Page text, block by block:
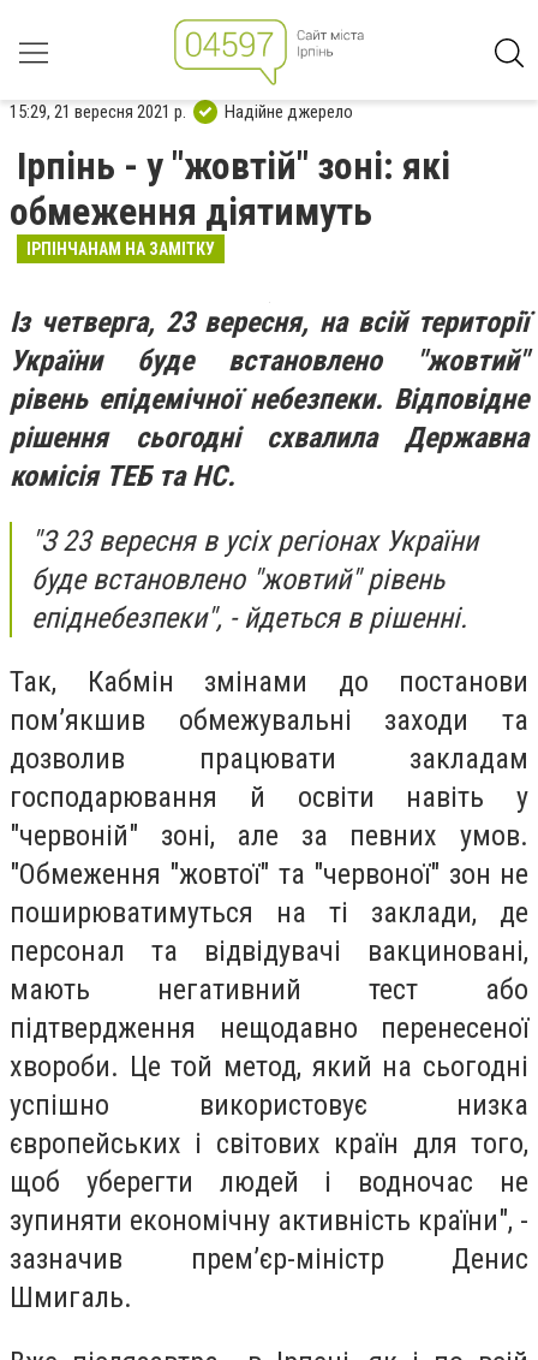
15:29, 21 вересня 2021 р. Надійне джерело
Ірпінь - у "жовтій" зоні: які
обмеження діятимуть
ІРПІНЧАНАМ НА ЗАМІТКУ
Із четверга, 23 вересня, на всій території
України буде встановлено "жовтий"
рівень епідемічної небезпеки. Відповідне
рішення сьогодні схвалила Державна
комісія ТЕБ та НС.
"З 23 вересня в усіх регіонах України
буде встановлено "жовтий" рівень
епіднебезпеки", - йдеться в рішенні.
Так, Кабмін змінами до постанови
пом’якшив обмежувальні заходи та
дозволив працювати закладам
господарювання й освіти навіть у
"червоній" зоні, але за певних умов.
"Обмеження "жовтої" та "червоної" зон не
поширюватимуться на ті заклади, де
персонал та відвідувачі вакциновані,
мають негативний тест або
підтвердження нещодавно перенесеної
хвороби. Це той метод, який на сьогодні
успішно використовує низка
європейських і світових країн для того,
щоб уберегти людей і водночас не
зупиняти економічну активність країни", -
зазначив прем’єр-міністр Денис
Шмигаль.